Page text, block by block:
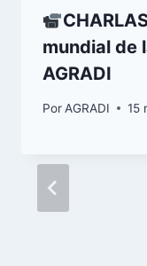
mundial de
AGRADI
Por AGRADI 15